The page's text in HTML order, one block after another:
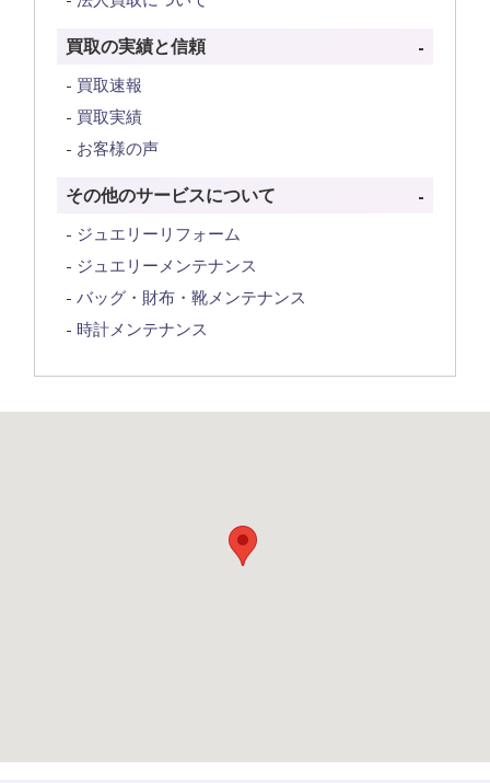
買取の実績と信頼
買取速報
買取実績
お客様の声
その他のサービスについて
ジュエリーリフォーム
ジュエリーメンテナンス
バッグ・財布・靴メンテナンス
時計メンテナンス